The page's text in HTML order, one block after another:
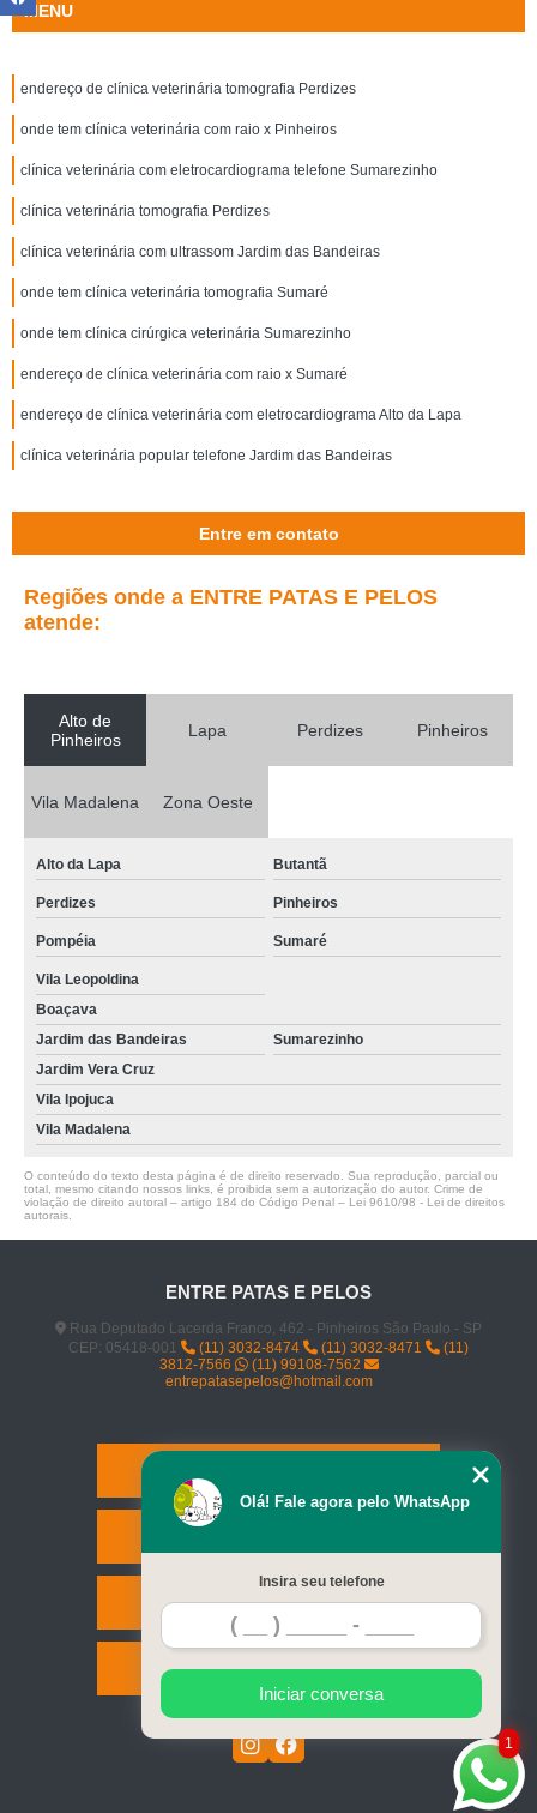
MENU
endereço de clínica veterinária tomografia Perdizes
onde tem clínica veterinária com raio x Pinheiros
clínica veterinária com eletrocardiograma telefone Sumarezinho
clínica veterinária tomografia Perdizes
clínica veterinária com ultrassom Jardim das Bandeiras
onde tem clínica veterinária tomografia Sumaré
onde tem clínica cirúrgica veterinária Sumarezinho
endereço de clínica veterinária com raio x Sumaré
endereço de clínica veterinária com eletrocardiograma Alto da Lapa
clínica veterinária popular telefone Jardim das Bandeiras
Entre em contato
Regiões onde a ENTRE PATAS E PELOS
atende:
Alto de
Pinheiros
Lapa Perdizes Pinheiros
Vila Madalena Zona Oeste
Alto da Lapa Butantã
Perdizes Pinheiros
Pompéia Sumaré
Vila Leopoldina
Boaçava
Jardim das Bandeiras
Sumarezinho
Jardim Vera Cruz
Vila Ipojuca
Vila Madalena
O conteúdo do texto desta página é de direito reservado. Sua reprodução, parcial ou
total, mesmo citando nossos links, é proibida sem a autorização do autor. Crime de
violação de direito autoral – artigo 184 do Código Penal – Lei 9610/98 - Lei de direitos
autorais
ENTRE PATAS E PELOS
Rua Deputado Lacerda Franco, 462 - Pinheiros São Paulo - SP
CEP: 05418-001
(11) 3032-8474 (11) 3032-8471
(11)
3812-7566
(11) 99108-7562
entrepatasepelos@hotmail.com
Contato
Mapa do site
1
Olá! Fale agora pelo WhatsApp
Insira seu telefone
Iniciar conversa